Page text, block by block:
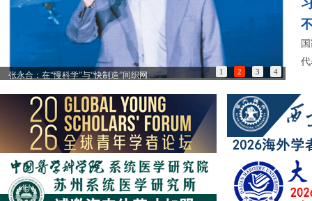
张永合：在“慢科学”与“快制造”间织网 1 2 3 4